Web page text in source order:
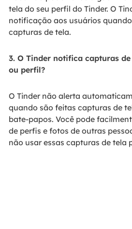
tela do seu perfil do Tinder. O
notificação aos usuários
capturas de tela.
3. O Tinder notifica capturas
ou perfil?
O Tinder não alerta
quando são feitas capturas de
bate-papos. Você pode
de perfis e fotos de outras
não usar essas capturas de tela